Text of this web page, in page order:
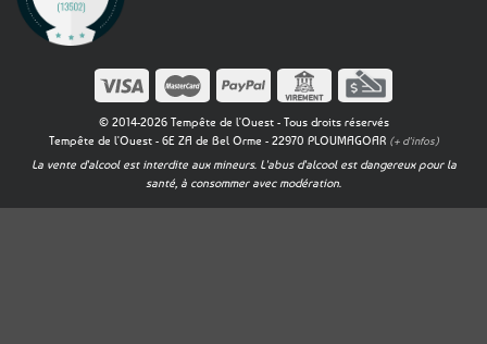
© 2014-2026 Tempête de l'Ouest - Tous droits réservés
Tempête de l'Ouest - 6E ZA de Bel Orme - 22970 PLOUMAGOAR (+ d'infos)
La vente d'alcool est interdite aux mineurs. L'abus d'alcool est dangereux pour la
santé, à consommer avec modération.